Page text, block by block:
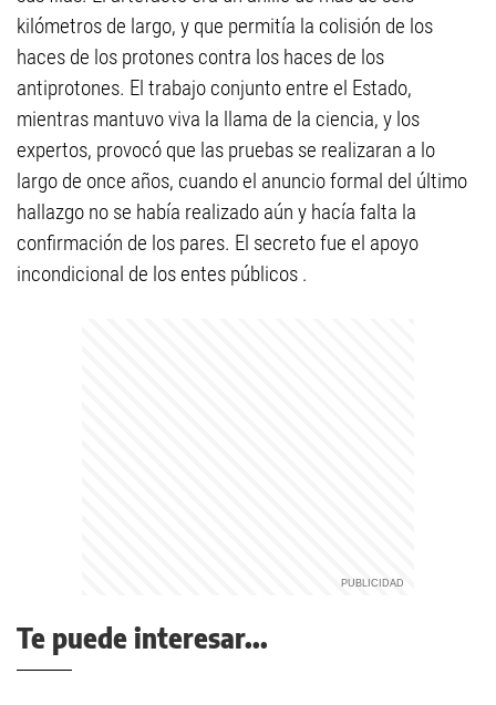
kilómetros de largo, y que permitía la colisión de los
haces de los protones contra los haces de los
antiprotones. El trabajo conjunto entre el Estado,
mientras mantuvo viva la llama de la ciencia, y los
expertos, provocó que las pruebas se realizaran a lo
largo de once años, cuando el anuncio formal del último
hallazgo no se había realizado aún y hacía falta la
confirmación de los pares. El secreto fue el apoyo
incondicional de los entes públicos .
Te puede interesar...